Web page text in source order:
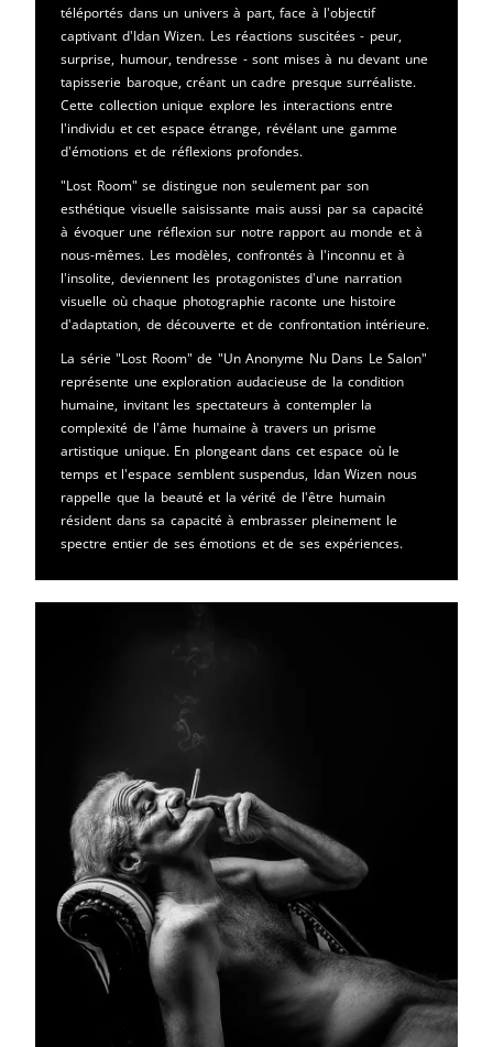
téléportés dans un univers à part, face à l'objectif
captivant d'Idan Wizen. Les réactions suscitées - peur,
surprise, humour, tendresse - sont mises à nu devant une
tapisserie baroque, créant un cadre presque surréaliste.
Cette collection unique explore les interactions entre
l'individu et cet espace étrange, révélant une gamme
d'émotions et de réflexions profondes.
"Lost Room" se distingue non seulement par son
esthétique visuelle saisissante mais aussi par sa capacité
à évoquer une réflexion sur notre rapport au monde et à
nous-mêmes. Les modèles, confrontés à l'inconnu et à
l'insolite, deviennent les protagonistes d'une narration
visuelle où chaque photographie raconte une histoire
d'adaptation, de découverte et de confrontation intérieure.
La série "Lost Room" de "Un Anonyme Nu Dans Le Salon"
représente une exploration audacieuse de la condition
humaine, invitant les spectateurs à contempler la
complexité de l'âme humaine à travers un prisme
artistique unique. En plongeant dans cet espace où le
temps et l'espace semblent suspendus, Idan Wizen nous
rappelle que la beauté et la vérité de l'être humain
résident dans sa capacité à embrasser pleinement le
spectre entier de ses émotions et de ses expériences.